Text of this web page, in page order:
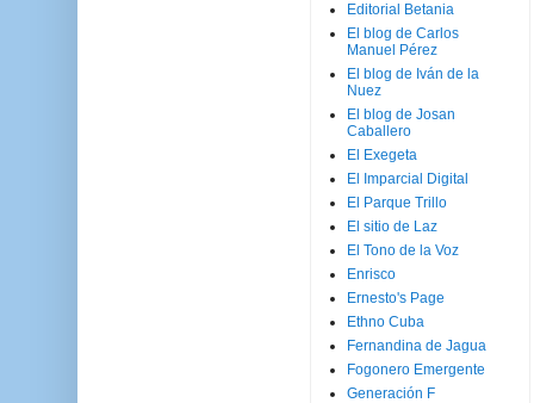
Editorial Betania
El blog de Carlos
Manuel Pérez
El blog de Iván de la
Nuez
El blog de Josan
Caballero
El Exegeta
El Imparcial Digital
El Parque Trillo
El sitio de Laz
El Tono de la Voz
Enrisco
Ernesto's Page
Ethno Cuba
Fernandina de Jagua
Fogonero Emergente
Generación F